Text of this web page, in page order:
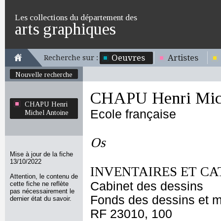
Les collections du département des
arts graphiques
Recherche sur : Oeuvres Artistes
Nouvelle recherche
CHAPU Henri
Michel Antoine
Mise à jour de la fiche
13/10/2022
Attention, le contenu de
cette fiche ne reflète
pas nécessairement le
dernier état du savoir.
CHAPU Henri
Ecole française
Os
INVENTAIRES ET
Cabinet des dessins
Fonds des dessins et
RF 23010, 100